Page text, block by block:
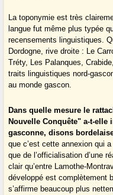
La toponymie est très
langue fut même plus typée
recensements linguistiques.
Dordogne, rive droite : Le
Tréty, Les Palanques,
traits linguistiques nord-
au monde gascon.
Dans quelle mesure le
Nouvelle Conquête" a-t-
gasconne, disons
que c’est cette annexion qui
que de l’officialisation d’une
clair qu’entre Lamothe-
développé est complètement
s’affirme beaucoup plus